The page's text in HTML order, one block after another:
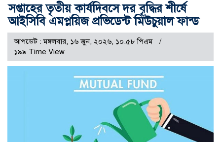
সপ্তাহের তৃতীয় কার্যদিবসে দর বৃদ্ধির শীর্ষে
আইসিবি এমপ্লয়িজ প্রভিডেন্ট মিউচুয়াল ফান্ড
আপডেট : মঙ্গলবার, ১৬ জুন, ২০২৬, ১০.৫৮ পিএম
১৯৯ Time View